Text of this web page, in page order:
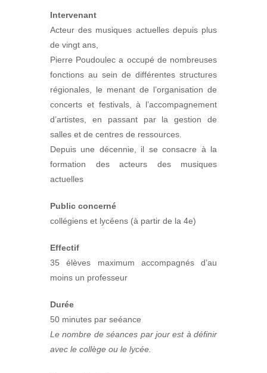
Intervenant
Acteur des musiques actuelles depuis plus
de vingt ans,
Pierre Poudoulec a occupé de nombreuses
fonctions au sein de différentes structures
régionales, le menant de l’organisation de
concerts et festivals, à l’accompagnement
d’artistes, en passant par la gestion de
salles et de centres de ressources.
Depuis une décennie, il se consacre à la
formation des acteurs des musiques
actuelles
Public concerné
collégiens et lycéens (à partir de la 4e)
Effectif
35 élèves maximum accompagnés d’au
moins un professeur
Durée
50 minutes par seéance
Le nombre de séances par jour est à définir
avec le collège ou le lycée.